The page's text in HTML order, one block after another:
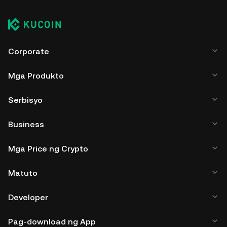
Corporate
Mga Produkto
Serbisyo
Business
Mga Price ng Crypto
Matuto
Developer
Pag-download ng App